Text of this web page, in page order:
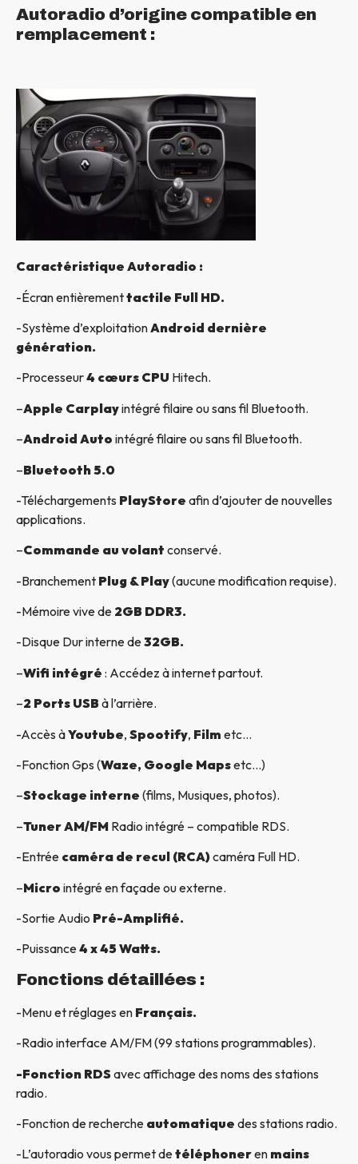
Autoradio d’origine compatible en
remplacement :
Caractéristique Autoradio :
-Écran entièrementtactile Full HD.
-Système d’exploitationAndroid dernière
génération.
-Processeur4 cœurs CPU Hitech.
–Apple Carplayintégré filaire ou sans fil Bluetooth.
–Android Auto intégré filaire ou sans fil Bluetooth.
–Bluetooth 5.0
-Téléchargements PlayStore afin d’ajouter de nouvelles
applications.
–Commande au volant conservé.
-Branchement Plug & Play(aucune modification requise).
-Mémoire vive de 2GB DDR3.
-Disque Dur interne de32GB.
–Wifi intégré : Accédez à internet partout.
–2 Ports USBà l’arrière.
-Accès àYoutube, Spootify, Film etc…
-Fonction Gps (Waze, Google Mapsetc…)
–Stockage interne (films, Musiques, photos).
–Tuner AM/FM Radio intégré – compatible RDS.
-Entrée caméra de recul (RCA)caméra Full HD.
–Micro intégré en façade ou externe.
-Sortie Audio Pré-Amplifié.
-Puissance4 x 45 Watts.
Fonctions détaillées :
-Menu et réglages en Français.
-Radio interface AM/FM (99 stations programmables).
-Fonction RDSavec affichage des noms des stations
radio.
-Fonction de recherche automatique des stations radio.
-L’autoradio vous permet detéléphoneren mains